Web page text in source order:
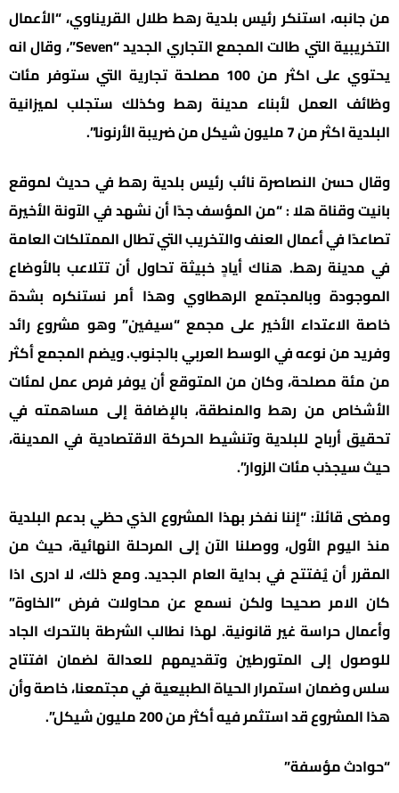
من جانبه، استنكر رئيس بلدية رهط طلال القريناوي، “الأعمال
التخريبية التي طالت المجمع التجاري الجديد “Seven”، وقال انه
يحتوي على اكثر من 100 مصلحة تجارية التي ستوفر مئات
وظائف العمل لأبناء مدينة رهط وكذلك ستجلب لميزانية
البلدية اكثر من 7 مليون شيكل من ضريبة الأرنونا”.
وقال حسن النصاصرة نائب رئيس بلدية رهط في حديث لموقع
بانيت وقناة هلا : “من المؤسف جدًا أن نشهد في الآونة الأخيرة
تصاعدًا في أعمال العنف والتخريب التي تطال الممتلكات العامة
في مدينة رهط. هناك أيادٍ خبيثة تحاول أن تتلاعب بالأوضاع
الموجودة وبالمجتمع الرهطاوي وهذا أمر نستنكره بشدة
خاصة الاعتداء الأخير على مجمع “سيفين” وهو مشروع رائد
وفريد من نوعه في الوسط العربي بالجنوب. ويضم المجمع أكثر
من مئة مصلحة، وكان من المتوقع أن يوفر فرص عمل لمئات
الأشخاص من رهط والمنطقة، بالإضافة إلى مساهمته في
تحقيق أرباح للبلدية وتنشيط الحركة الاقتصادية في المدينة،
حيث سيجذب مئات الزوار”.
ومضى قائلاً: “إننا نفخر بهذا المشروع الذي حظي بدعم البلدية
منذ اليوم الأول، ووصلنا الآن إلى المرحلة النهائية، حيث من
المقرر أن يُفتتح في بداية العام الجديد. ومع ذلك، لا ادرى اذا
كان الامر صحيحا ولكن نسمع عن محاولات فرض “الخاوة”
وأعمال حراسة غير قانونية. لهذا نطالب الشرطة بالتحرك الجاد
للوصول إلى المتورطين وتقديمهم للعدالة لضمان افتتاح
سلس وضمان استمرار الحياة الطبيعية في مجتمعنا، خاصة وأن
هذا المشروع قد استثمر فيه أكثر من 200 مليون شيكل”.
“حوادث مؤسفة”